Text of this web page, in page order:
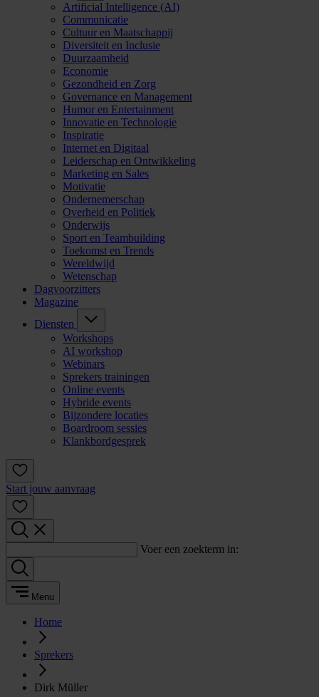
Artificial Intelligence (AI)
Communicatie
Cultuur en Maatschappij
Diversiteit en Inclusie
Duurzaamheid
Economie
Gezondheid en Zorg
Governance en Management
Humor en Entertainment
Innovatie en Technologie
Inspiratie
Internet en Digitaal
Leiderschap en Ontwikkeling
Marketing en Sales
Motivatie
Ondernemerschap
Overheid en Politiek
Onderwijs
Sport en Teambuilding
Toekomst en Trends
Wereldwijd
Wetenschap
Dagvoorzitters
Magazine
Diensten
Workshops
AI workshop
Webinars
Sprekers trainingen
Online events
Hybride events
Bijzondere locaties
Boardroom sessies
Klankbordgesprek
Start jouw aanvraag
Voer een zoekterm in:
Menu
Home
Sprekers
Dirk Müller